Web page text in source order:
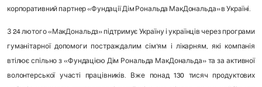
корпоративний партнер «Фундації Дім Рональда МакДональда» в Україні.
З 24 лютого «МакДональдз» підтримує Україну і українців через програми
гуманітарної допомоги постраждалим сім'ям і лікарням, які компанія
втілює спільно з «Фундацією Дім Рональда МакДональда» та за активної
волонтерської участі працівників. Вже понад 130 тисяч продуктових